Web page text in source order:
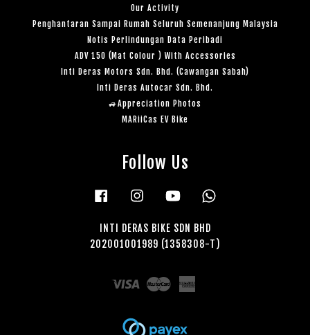
Our Activity
Penghantaran Sampai Rumah Seluruh Semenanjung Malaysia
Notis Perlindungan Data Peribadi
ADV 150 (Mat Colour ) With Accessories
Inti Deras Motors Sdn. Bhd. (Cawangan Sabah)
Inti Deras Autocar Sdn. Bhd.
🚙Appreciation Photos
MARiiCas EV Bike
Follow Us
Facebook Instagram YouTube
INTI DERAS BIKE SDN BHD
202001001989 (1358308-T)
Visa Master